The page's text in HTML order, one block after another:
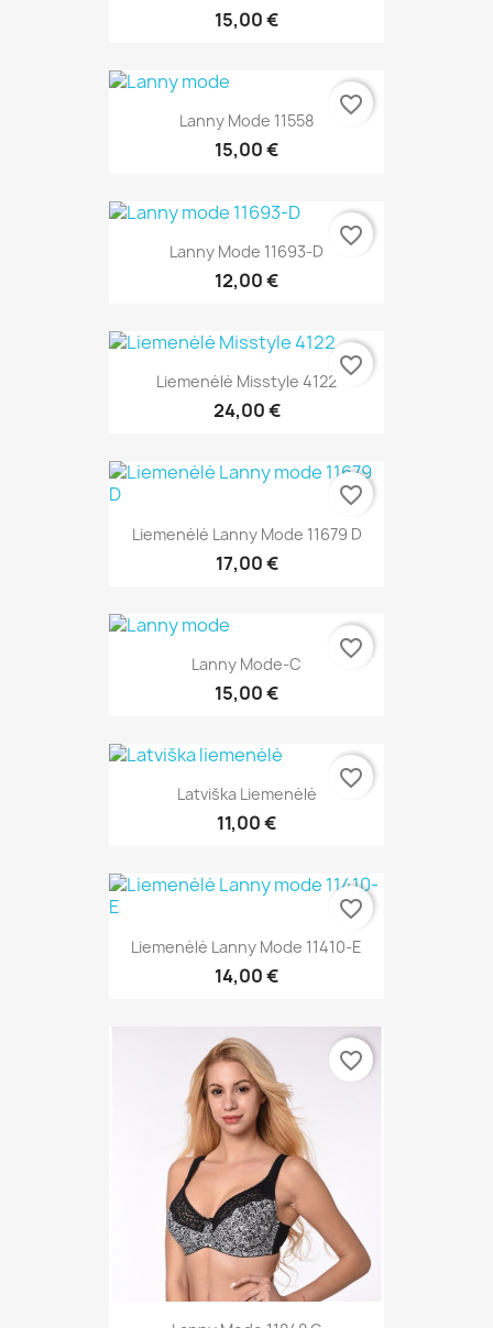
15,00 €
Lanny Mode 11558
15,00 €
favorite_border
Lanny Mode 11693-D
12,00 €
favorite_border
Liemenėlė Misstyle 4122
24,00 €
favorite_border
Liemenėlė Lanny Mode 11679 D
17,00 €
favorite_border
Lanny Mode-C
15,00 €
favorite_border
Latviška Liemenėlė
11,00 €
favorite_border
Liemenėlė Lanny Mode 11410-E
14,00 €
favorite_border
favorite_border